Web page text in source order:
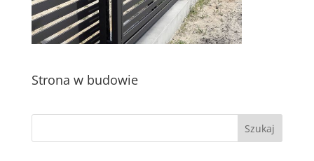
Strona w budowie